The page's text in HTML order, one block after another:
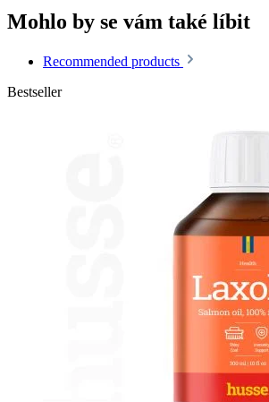
Mohlo by se vám také líbit
Recommended products
Bestseller